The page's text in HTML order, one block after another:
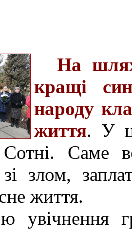
На
кращі
народу
життя. У
Сотні. Саме
злом,
життя.
увічнення